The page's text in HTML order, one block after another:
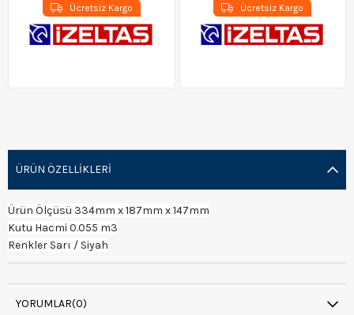
Ücretsiz Kargo Ücretsiz Kargo
ÜRÜN ÖZELLIKLERI
Ürün Ölçüsü 334mm x 187mm x 147mm
Kutu Hacmi 0.055 m3
Renkler Sarı / Siyah
YORUMLAR(0)